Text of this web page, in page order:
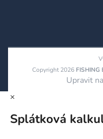
Copyright 2026 FISHING
Upravit
×
Splátková